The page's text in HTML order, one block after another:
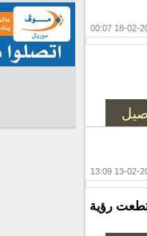
رؤية